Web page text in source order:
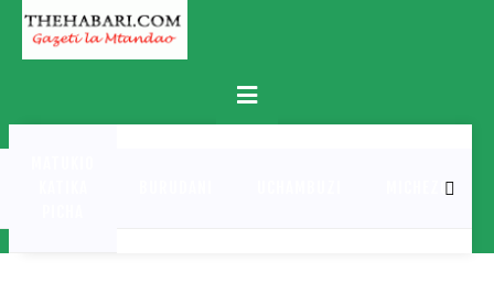
Skip
content
Primary
Menu
MICHEZO